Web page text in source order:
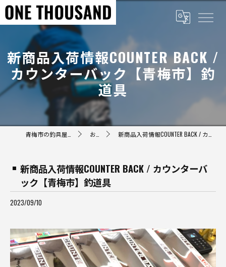
新商品入荷情報COUNTER BACK /
カウンターバック【青梅市】釣
道具
お知らせ 新商品入荷情報COUNTER BACK / カウンターバック【青梅市】釣道具
新商品入荷情報COUNTER BACK / カウンターバ
ック【青梅市】釣道具
2023/09/10